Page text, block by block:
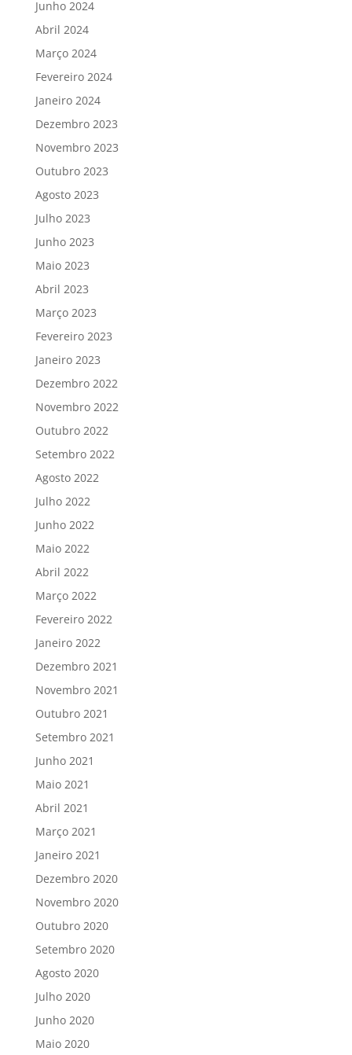
Junho 2024
Abril 2024
Março 2024
Fevereiro 2024
Janeiro 2024
Dezembro 2023
Novembro 2023
Outubro 2023
Agosto 2023
Julho 2023
Junho 2023
Maio 2023
Abril 2023
Março 2023
Fevereiro 2023
Janeiro 2023
Dezembro 2022
Novembro 2022
Outubro 2022
Setembro 2022
Agosto 2022
Julho 2022
Junho 2022
Maio 2022
Abril 2022
Março 2022
Fevereiro 2022
Janeiro 2022
Dezembro 2021
Novembro 2021
Outubro 2021
Setembro 2021
Junho 2021
Maio 2021
Abril 2021
Março 2021
Janeiro 2021
Dezembro 2020
Novembro 2020
Outubro 2020
Setembro 2020
Agosto 2020
Julho 2020
Junho 2020
Maio 2020